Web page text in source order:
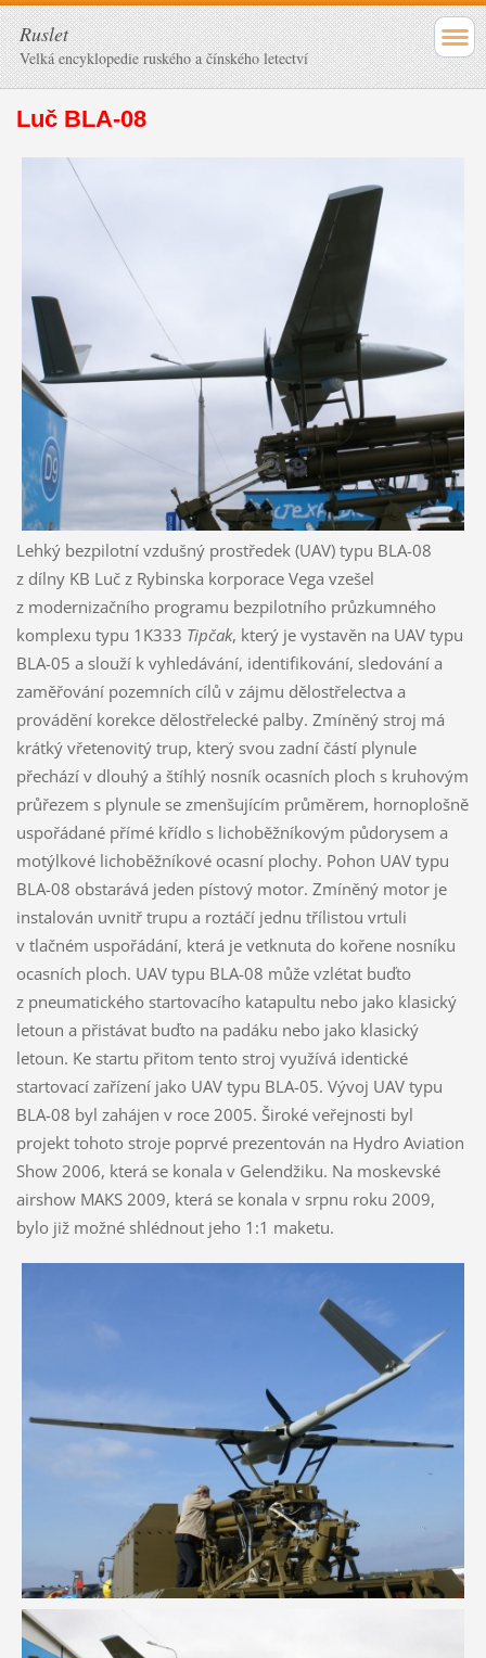
Ruslet
Velká encyklopedie ruského a čínského letectví
Luč BLA-08
Lehký bezpilotní vzdušný prostředek (UAV) typu BLA-08
z dílny KB Luč z Rybinska korporace Vega vzešel
z modernizačního programu bezpilotního průzkumného
komplexu typu 1K333 Tipčak, který je vystavěn na UAV typu
BLA-05 a slouží k vyhledávání, identifikování, sledování a
zaměřování pozemních cílů v zájmu dělostřelectva a
provádění korekce dělostřelecké palby. Zmíněný stroj má
krátký vřetenovitý trup, který svou zadní částí plynule
přechází v dlouhý a štíhlý nosník ocasních ploch s kruhovým
průřezem s plynule se zmenšujícím průměrem, hornoplošně
uspořádané přímé křídlo s lichoběžníkovým půdorysem a
motýlkové lichoběžníkové ocasní plochy. Pohon UAV typu
BLA-08 obstarává jeden pístový motor. Zmíněný motor je
instalován uvnitř trupu a roztáčí jednu třílistou vrtuli
v tlačném uspořádání, která je vetknuta do kořene nosníku
ocasních ploch. UAV typu BLA-08 může vzlétat buďto
z pneumatického startovacího katapultu nebo jako klasický
letoun a přistávat buďto na padáku nebo jako klasický
letoun. Ke startu přitom tento stroj využívá identické
startovací zařízení jako UAV typu BLA-05. Vývoj UAV typu
BLA-08 byl zahájen v roce 2005. Široké veřejnosti byl
projekt tohoto stroje poprvé prezentován na Hydro Aviation
Show 2006, která se konala v Gelendžiku. Na moskevské
airshow MAKS 2009, která se konala v srpnu roku 2009,
bylo již možné shlédnout jeho 1:1 maketu.